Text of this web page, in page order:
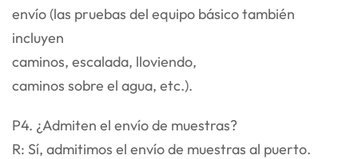
envío (las pruebas del equipo básico también
incluyen
caminos, escalada, lloviendo,
caminos sobre el agua, etc.).
P4. ¿Admiten el envío de muestras?
R: Sí, admitimos el envío de muestras al puerto.